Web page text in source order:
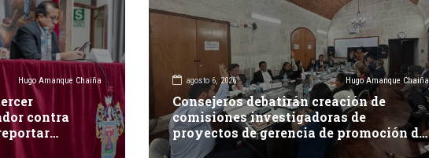
Hugo Amanque Chaiña
contra
agosto 6, 2026 Hugo Amanque Chaiña
Consejeros debatirán creación de
comisiones investigadoras de
proyectos de gerencia de promoción de
inversión y carretera en Caylloma